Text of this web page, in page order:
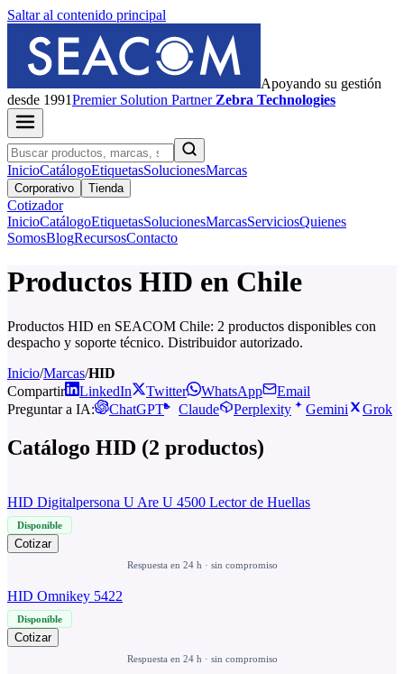
Saltar al contenido principal
Apoyando su gestión
desde 1991PremierSolution Partner Zebra Technologies
InicioCatálogoEtiquetasSolucionesMarcas
Corporativo Tienda
Cotizador
InicioCatálogoEtiquetasSolucionesMarcasServiciosQuienes
SomosBlogRecursosContacto
Productos HID en Chile
Productos HID en SEACOM Chile: 2 productos disponibles con
despacho y soporte técnico. Distribuidor autorizado.
Inicio/Marcas/HID
Compartir
LinkedIn Twitter WhatsApp
Email
Preguntar a IA:
ChatGPT Claude Perplexity Gemini Grok
Catálogo HID (2 productos)
HID Digitalpersona U Are U 4500 Lector de Huellas
Disponible
Cotizar
Respuesta en 24 h · sin compromiso
HID Omnikey 5422
Disponible
Cotizar
Respuesta en 24 h · sin compromiso